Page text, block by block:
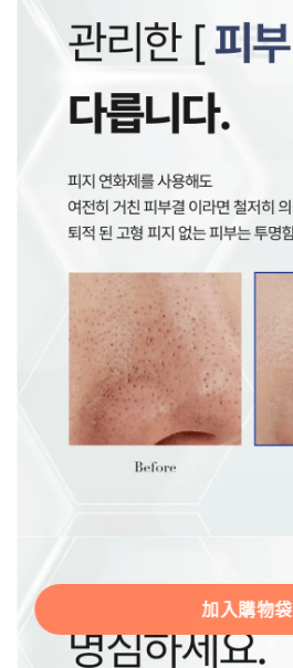
加入購物袋